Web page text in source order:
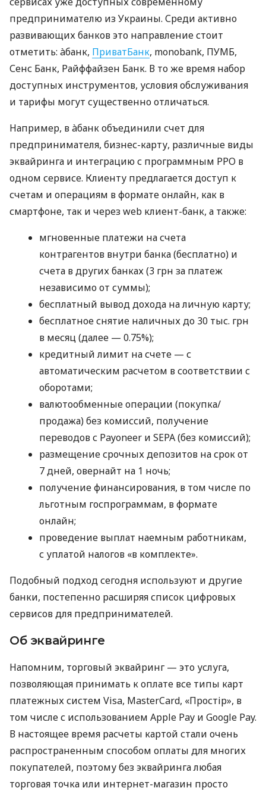
предпринимателю из Украины. Среди активно
развивающих банков это направление стоит
отметить: àбанк, ПриватБанк, monobank, ПУМБ,
Сенс Банк, Райффайзен Банк. В то же время набор
доступных инструментов, условия обслуживания
и тарифы могут существенно отличаться.
Например, в àбанк объединили счет для
предпринимателя, бизнес-карту, различные виды
эквайринга и интеграцию с программным РРО в
одном сервисе. Клиенту предлагается доступ к
счетам и операциям в формате онлайн, как в
смартфоне, так и через web клиент-банк, а также:
мгновенные платежи на счета
контрагентов внутри банка (бесплатно) и
счета в других банках (3 грн за платеж
независимо от суммы);
бесплатный вывод дохода на личную карту;
бесплатное снятие наличных до 30 тыс. грн
в месяц (далее — 0.75%);
кредитный лимит на счете — с
автоматическим расчетом в соответствии с
оборотами;
валютообменные операции (покупка/
продажа) без комиссий, получение
переводов с Payoneer и SEPA (без комиссий);
размещение срочных депозитов на срок от
7 дней, овернайт на 1 ночь;
получение финансирования, в том числе по
льготным госпрограммам, в формате
онлайн;
проведение выплат наемным работникам,
с уплатой налогов «в комплекте».
Подобный подход сегодня используют и другие
банки, постепенно расширяя список цифровых
сервисов для предпринимателей.
Об эквайринге
Напомним, торговый эквайринг — это услуга,
позволяющая принимать к оплате все типы карт
платежных систем Visa, MasterCard, «Простір», в
том числе с использованием Apple Pay и Google Pay.
В настоящее время расчеты картой стали очень
распространенным способом оплаты для многих
покупателей, поэтому без эквайринга любая
торговая точка или интернет-магазин просто